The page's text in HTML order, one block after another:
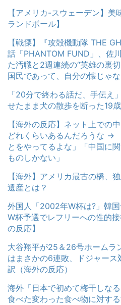
【アメリカ-スウェーデン】
ランドボール】
【戦慄】『攻殻機動隊 THE
話「PHANTOM FUND」、佐
た汚職と2週連続の“英雄の裏
国民であって、自分の懐じゃな
「20分で終わる話だ、手伝え
せたまま犬の散歩を断った19
【海外の反応】ネット上での
どれくらいあるんだろうな →
とをやってるよな」「中国に
ものしかない」
【海外】アメリカ最古の橋、
遺産とは？
外国人「2002年W杯は?」韓
W杯予選でレフリーへの性的
の反応】
大谷翔平が25＆26号ホームラ
はまさかの6連敗、ドジャー
訳（海外の反応）
海外「日本で初めて梅干しな
食べた変わった食べ物に対す